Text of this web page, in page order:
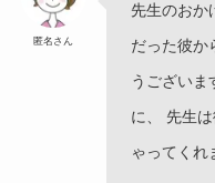
匿名さん
先生のおか
だった彼か
うございま
に、 先生
ゃってくれ